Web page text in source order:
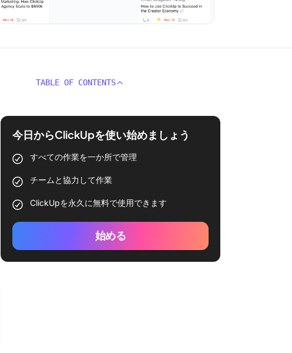
TABLE OF CONTENTS
今日からClickUpを使い始めましょう
すべての作業を一か所で管理
チームと協力して作業
ClickUpを永久に無料で使用できます
始める